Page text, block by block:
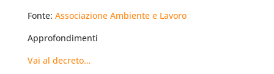
Fonte: Associazione Ambiente e Lavoro
Approfondimenti
Vai al decreto…